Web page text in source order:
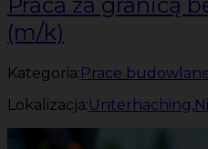
(m/k)
Kategoria:Prace
Lokalizacja:Unterhaching,